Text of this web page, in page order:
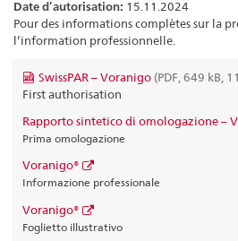
Date d’autorisation: 15.11.2024
Pour des informations complètes sur la
l’information professionnelle.
SwissPAR – Voranigo (PDF, 649 kB,
First authorisation
Rapporto sintetico di omologazione –
Prima omologazione
Voranigo®
Informazione professionale
Voranigo®
Foglietto illustrativo